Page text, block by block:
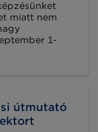
miatt nem
1-
tervezetten
útmutató